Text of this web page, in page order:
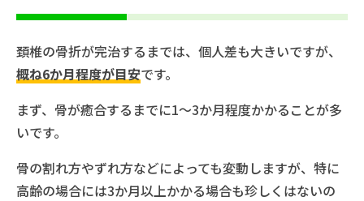
頚椎の骨折が完治するまでは、個人差も大きいですが、
概ね6か月程度が目安です。
まず、骨が癒合するまでに1～3か月程度かかることが多
いです。
骨の割れ方やずれ方などによっても変動しますが、特に
高齢の場合には3か月以上かかる場合も珍しくはないの